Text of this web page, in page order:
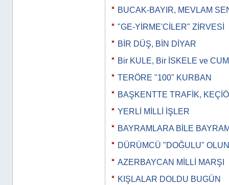
BUCAK-BAYIR, MEVLAM
"GE-YİRME'CİLER" ZİRVESİ
BİR DÜŞ, BİN DİYAR
Bir KULE, Bir İSKELE ve
TERÖRE "100" KURBAN
BAŞKENTTE TRAFİK,
YERLİ MİLLİ İŞLER
BAYRAMLARA BİLE
DÜRÜMCÜ "DOĞULU"
AZERBAYCAN MİLLİ MARŞI
KIŞLALAR DOLDU BUGÜN